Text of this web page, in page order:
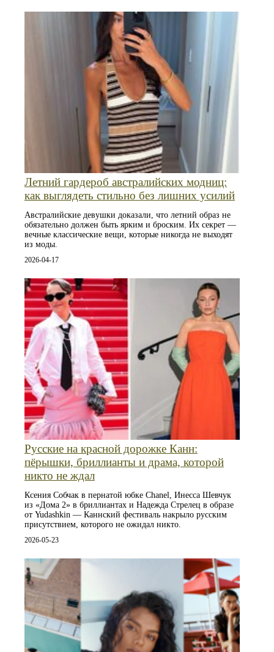
Летний гардероб австралийских модниц:
как выглядеть стильно без лишних усилий
Австралийские девушки доказали, что летний образ не
обязательно должен быть ярким и броским. Их секрет —
вечные классические вещи, которые никогда не выходят
из моды.
2026-04-17
Русские на красной дорожке Канн:
пёрышки, бриллианты и драма, которой
никто не ждал
Ксения Собчак в пернатой юбке Chanel, Инесса Шевчук
из «Дома 2» в бриллиантах и Надежда Стрелец в образе
от Yudashkin — Каннский фестиваль накрыло русским
присутствием, которого не ожидал никто.
2026-05-23